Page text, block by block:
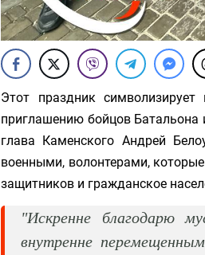
Этот праздник
приглашению бойцов
глава Каменского Андрей
военными, волонтерами,
защитников и гражданское
"Искренне благодарю
внутренне